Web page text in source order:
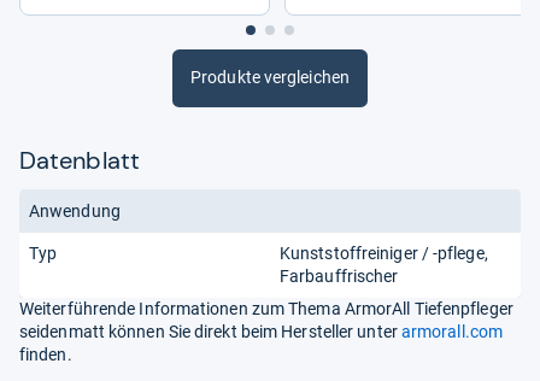
Produkte vergleichen
Datenblatt
Anwendung
Typ
Kunststoffreiniger / -pflege
Farbauffrischer
Weiterführende Informationen zum Thema ArmorAll Tiefenpfleger
seidenmatt können Sie direkt beim Hersteller unterarmorall.com
finden.